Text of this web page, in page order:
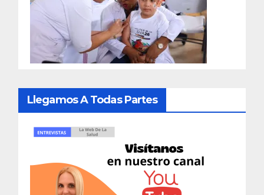
Llegamos A Todas Partes